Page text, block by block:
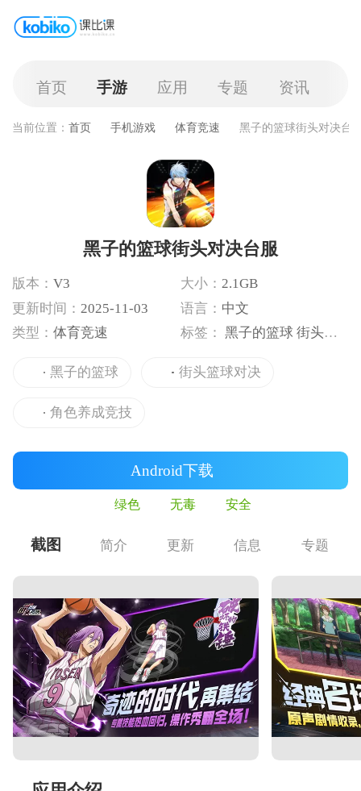
首页 手游 应用 专题 资讯
当前位置： 首页 手机游戏 体育竞速 黑子的篮球街头对决台
黑子的篮球街头对决台服
版本： V3 大小： 2.1GB
更新时间： 2025-11-03 语言： 中文
类型： 体育竞速 标签： 黑子的篮球 街头篮球对决
黑子的篮球 街头篮球对决
角色养成竞技
Android下载
绿色 无毒 安全
截图 简介 更新 信息 专题